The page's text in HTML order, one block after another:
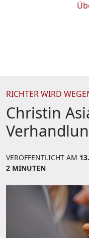
RICHTER WIRD
Christin
VERÖFFENTLICHT AM
2 MINUTEN